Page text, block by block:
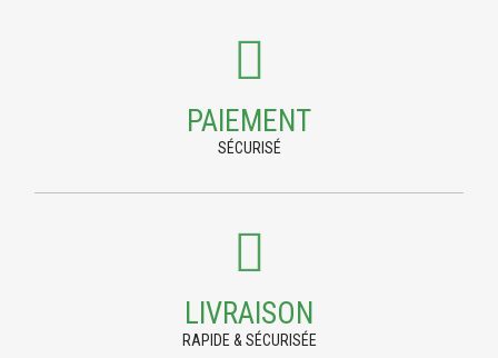
PAIEMENT
SÉCURISÉ
LIVRAISON
RAPIDE & SÉCURISÉE